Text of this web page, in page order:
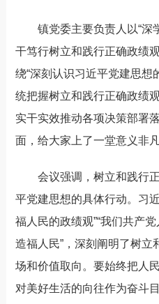
镇党委主要负责人以“深
干笃行树立和践行正确政绩
绕“深刻认识习近平党建思想
统把握树立和践行正确政绩
实干实效推动各项决策部署
面， 给大家上了一堂意义非
会议强调， 树立和践行
平党建思想的具体行动。习
福人民的政绩观”“我们共产
造福人民”，深刻阐明了树立
场和价值取向 。要始终把人
对美好生活的向往作为奋斗